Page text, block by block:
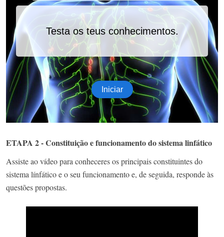
ETAPA 2 - Constituição e funcionamento do sistema linfático
Assiste ao vídeo para conheceres os principais constituintes do
sistema línfático e o seu funcionamento e, de seguida, responde às
questões propostas.